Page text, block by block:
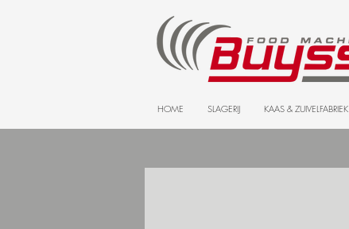
HOME SLAGERIJ KAAS & ZUIVELFABRIEK